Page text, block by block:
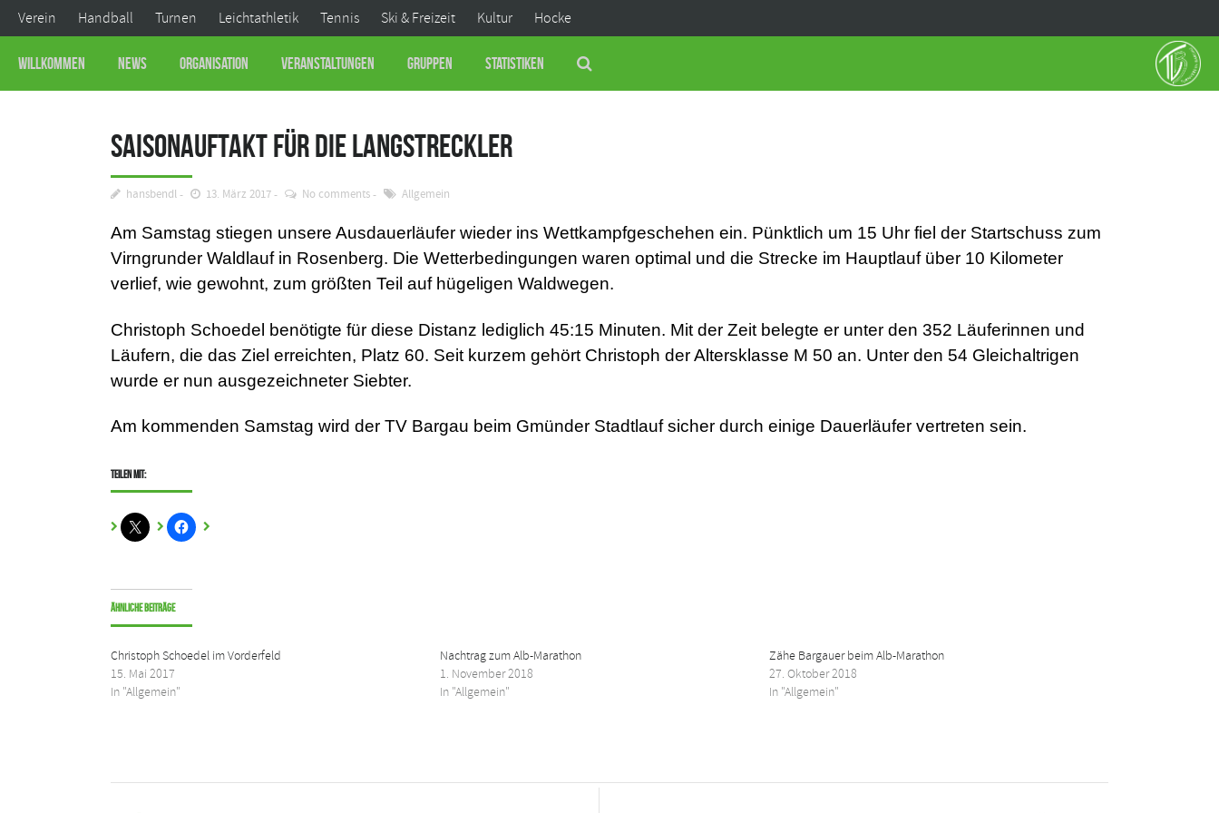
Verein Handball Turnen Leichtathletik Tennis Ski & Freizeit Kultur Hocke
Willkommen News Organisation Veranstaltungen Gruppen Statistiken
Saisonauftakt für die Langstreckler
hansbendl 13. März 2017 No comments Allgemein
Am Samstag stiegen unsere Ausdauerläufer wieder ins Wettkampfgeschehen ein. Pünktlich um 15 Uhr fiel der Startschuss zum
Virngrunder Waldlauf in Rosenberg. Die Wetterbedingungen waren optimal und die Strecke im Hauptlauf über 10 Kilometer
verlief, wie gewohnt, zum größten Teil auf hügeligen Waldwegen.
Christoph Schoedel benötigte für diese Distanz lediglich 45:15 Minuten. Mit der Zeit belegte er unter den 352 Läuferinnen und
Läufern, die das Ziel erreichten, Platz 60. Seit kurzem gehört Christoph der Altersklasse M 50 an. Unter den 54 Gleichaltrigen
wurde er nun ausgezeichneter Siebter.
Am kommenden Samstag wird der TV Bargau beim Gmünder Stadtlauf sicher durch einige Dauerläufer vertreten sein.
Teilen mit:
Ähnliche Beiträge
Christoph Schoedel im Vorderfeld
15. Mai 2017
In "Allgemein"
Nachtrag zum Alb-Marathon
1. November 2018
In "Allgemein"
Zähe Bargauer beim Alb-Marathon
27. Oktober 2018
In "Allgemein"